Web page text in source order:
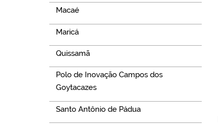
Macaé
Maricá
Quissamã
Polo de Inovação Campos dos
Goytacazes
Santo Antônio de Pádua